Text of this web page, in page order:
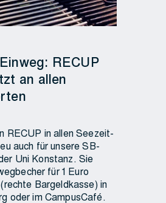
RECUP
an allen
RECUP in allen Seezeit-
auch für unsere SB-
Uni Konstanz. Sie
für 1 Euro
Bargeldkasse) in
oder im CampusCafé.